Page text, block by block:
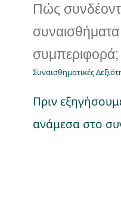
Πώς
συναισθήματα
συμπεριφορά;
Συναισθηματικές
Πριν
ανάμεσα στο